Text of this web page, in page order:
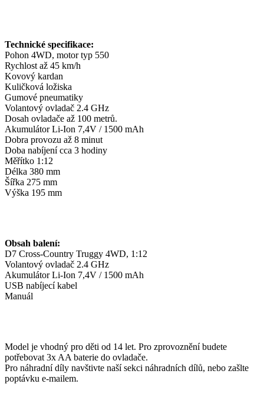
Technické specifikace:
Pohon 4WD, motor typ 550
Rychlost až 45 km/h
Kovový kardan
Kuličková ložiska
Gumové pneumatiky
Volantový ovladač 2.4 GHz
Dosah ovladače až 100 metrů.
Akumulátor Li-Ion 7,4V / 1500 mAh
Dobra provozu až 8 minut
Doba nabíjení cca 3 hodiny
Měřítko 1:12
Délka 380 mm
Šířka 275 mm
Výška 195 mm
Obsah balení:
D7 Cross-Country Truggy 4WD, 1:12
Volantový ovladač 2.4 GHz
Akumulátor Li-Ion 7,4V / 1500 mAh
USB nabíjecí kabel
Manuál
Model je vhodný pro děti od 14 let. Pro zprovoznění budete
potřebovat 3x AA baterie do ovladače.
Pro náhradní díly navštivte naší sekci náhradních dílů, nebo zašlte
poptávku e-mailem.